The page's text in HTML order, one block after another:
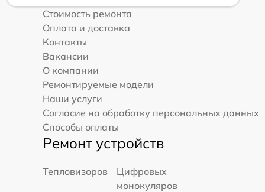
Стоимость ремонта
Оплата и доставка
Контакты
Вакансии
О компании
Ремонтируемые модели
Наши услуги
Согласие на обработку персональных данных
Способы оплаты
Ремонт устройств
Тепловизоров
Цифровых
монокуляров